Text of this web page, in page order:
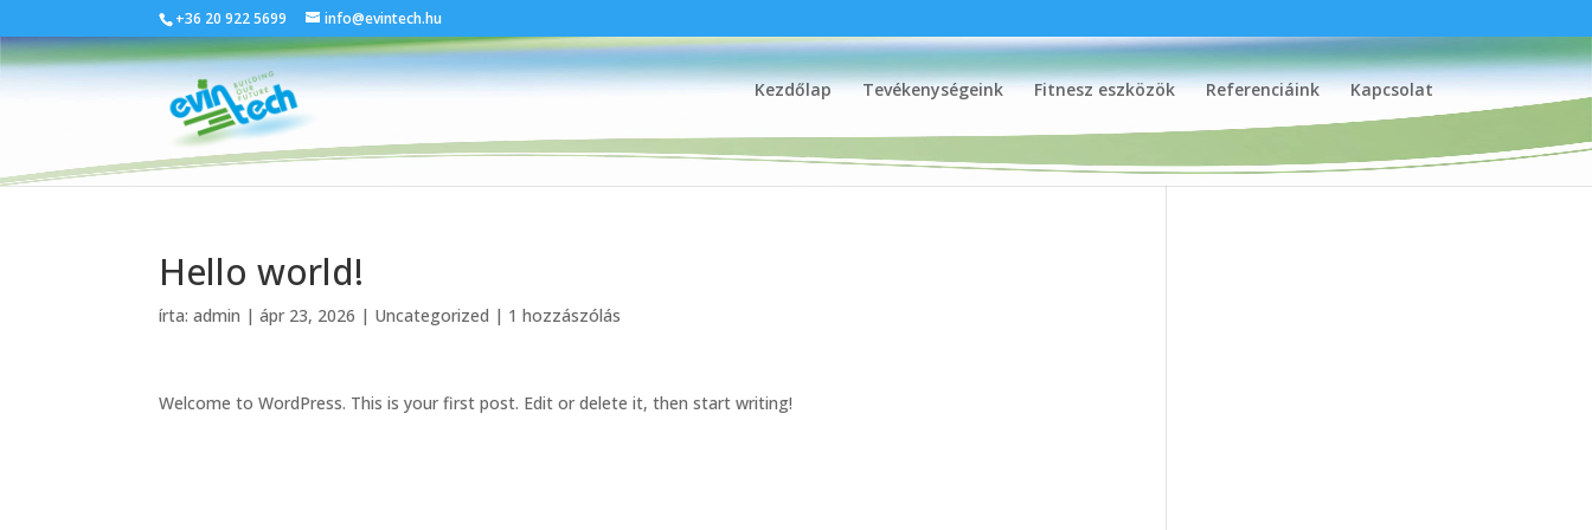
+36 20 922 5699 info@evintech.hu
Kezdőlap Tevékenységeink Fitnesz eszközök Referenciáink Kapcsolat
Hello world!
írta:admin |ápr 23, 2026 | Uncategorized | 1 hozzászólás
Welcome to WordPress. This is your first post. Edit or delete it, then start writing!